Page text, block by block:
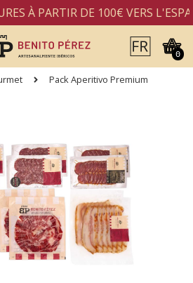
À PARTIR DE 100€ VERS
0
Pack Aperitivo Premium